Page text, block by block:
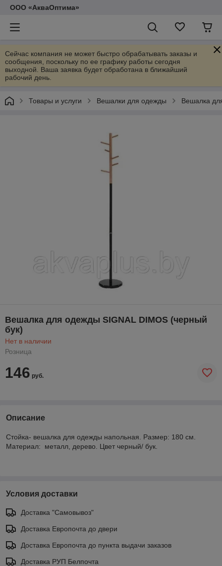
ООО «АкваОптима»
Сейчас компания не может быстро обрабатывать заказы и
сообщения, поскольку по ее графику работы сегодня
выходной. Ваша заявка будет обработана в ближайший
рабочий день.
Товары и услуги Вешалки для одежды Вешалка
Вешалка для одежды SIGNAL DIMOS (черный
бук)
Нет в наличии
Розница
146 руб.
Описание
Стойка- вешалка для одежды напольная. Размер: 180 см.
Материал: металл, дерево. Цвет черный/ бук.
Условия доставки
Доставка "Самовывоз"
Доставка Европочта до двери
Доставка Европочта до пункта выдачи заказов
Доставка РУП Белпочта